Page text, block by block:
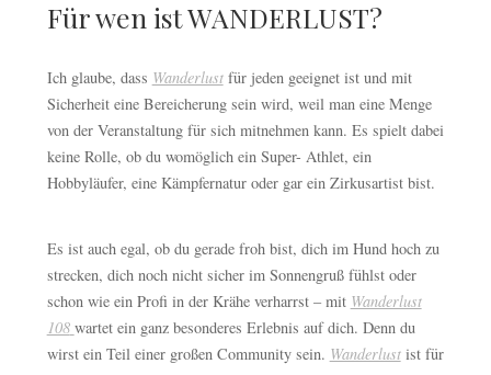
Für wen ist WANDERLUST?
Ich glaube, dass Wanderlustfür jeden geeignet ist und mit
Sicherheit eine Bereicherung sein wird, weil man eine Menge
von der Veranstaltung für sich mitnehmen kann. Es spielt dabei
keine Rolle, ob du womöglich ein Super- Athlet, ein
Hobbyläufer, eine Kämpfernatur oder gar ein Zirkusartist bist.
Es ist auch egal, ob du gerade froh bist, dich im Hund hoch zu
strecken, dich noch nicht sicher im Sonnengruß fühlst oder
schon wie ein Profi in der Krähe verharrst – mit Wanderlust
108 wartet ein ganz besonderes Erlebnis auf dich. Denn du
wirst ein Teil einer großen Community sein. Wanderlustist für